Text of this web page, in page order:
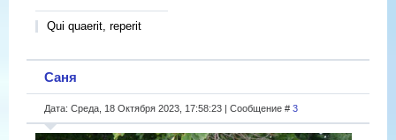
Qui quaerit, reperit
Саня
Дата: Среда, 18 Октября 2023, 17:58:23 | Сообщение # 3